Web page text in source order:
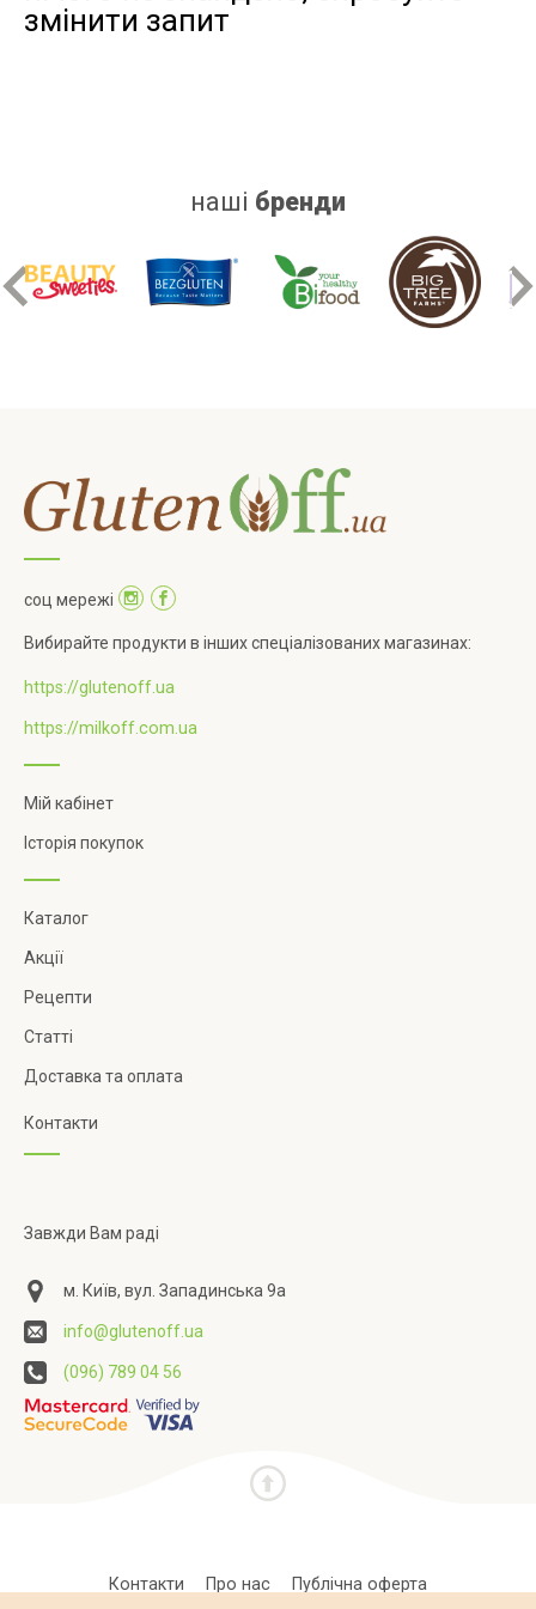
дріжджів
змінити запит
наші бренди
соц мережі
Вибирайте продукти в інших спеціалізованих магазинах:
https://glutenoff.ua
https://milkoff.com.ua
Мій кабінет
Історія покупок
Каталог
Акції
Рецепти
Статті
Доставка та оплата
Контакти
Завжди Вам раді
м. Київ, вул. Западинська 9а
info@glutenoff.ua
(096) 789 04 56
Контакти Про нас Публічна оферта